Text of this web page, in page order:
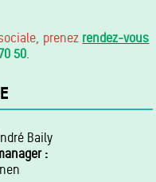
prenez rendez-vous
50.
Baily
: